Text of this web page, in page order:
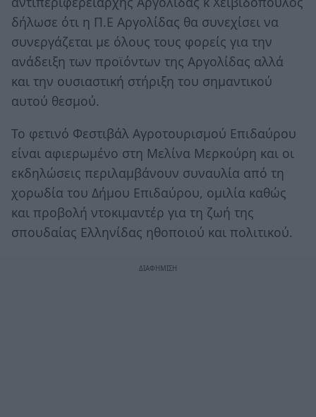
δήλωσε ότι η Π.Ε Αργολίδας θα συνεχίσει να
συνεργάζεται με όλους τους φορείς για την
ανάδειξη των προϊόντων της Αργολίδας αλλά
και την ουσιαστική στήριξη του σημαντικού
αυτού θεσμού.
Το φετινό Φεστιβάλ Αγροτουρισμού Επιδαύρου
είναι αφιερωμένο στη Μελίνα Μερκούρη και οι
εκδηλώσεις περιλαμβάνουν συναυλία από τη
χορωδία του Δήμου Επιδαύρου, ομιλία καθώς
και προβολή ντοκιμαντέρ για τη ζωή της
σπουδαίας Ελληνίδας ηθοποιού και πολιτικού.